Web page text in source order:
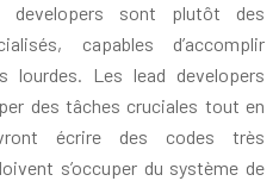
sont plutôt des
capables d’accomplir
lourdes. Les lead developers
des tâches cruciales tout en
écrire des codes très
s’occuper du système de